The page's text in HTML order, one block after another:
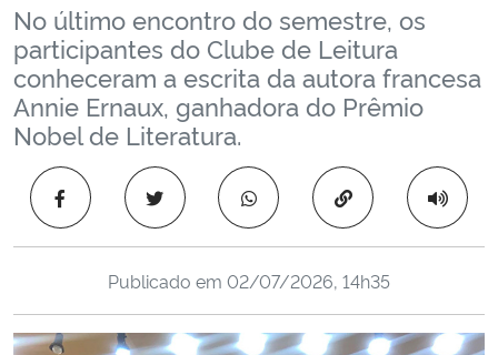
Ministério da Cidadania
Ministério da Saúde
Ministério de Minas e Energia
Ministério da Ciência, Tecnologia, Inovações e Comunicações
No último encontro do semestre, os
participantes do Clube de Leitura
conheceram a escrita da autora francesa
Annie Ernaux, ganhadora do Prêmio
Nobel de Literatura.
Copiar para área
Publicado em 02/07/2026, 14h35